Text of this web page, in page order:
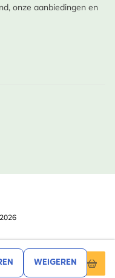
WEIGEREN
9
onze aanbiedingen en